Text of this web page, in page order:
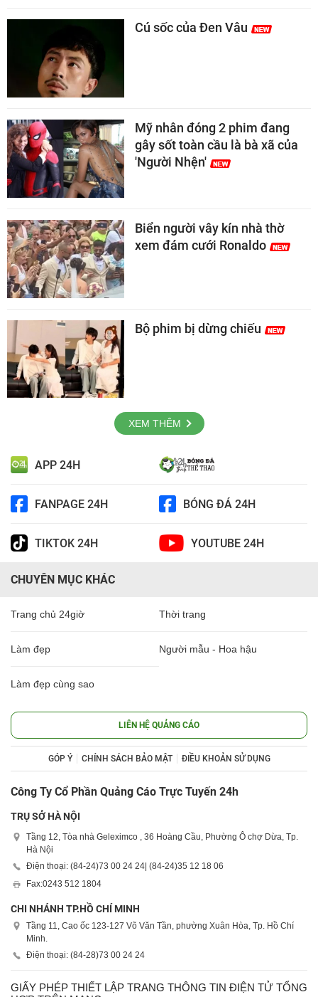
Cú sốc của Đen Vâu
Mỹ nhân đóng 2 phim đang
gây sốt toàn cầu là bà xã của
'Người Nhện'
Biển người vây kín nhà thờ
xem đám cưới Ronaldo
Bộ phim bị dừng chiếu
XEM THÊM
APP 24H
FANPAGE 24H BÓNG ĐÁ 24H
TIKTOK 24H YOUTUBE 24H
CHUYÊN MỤC KHÁC
Trang chủ 24giờ Thời trang
Làm đẹp Người mẫu - Hoa hậu
Làm đẹp cùng sao
LIÊN HỆ QUẢNG CÁO
GÓP Ý CHÍNH SÁCH BẢO MẬT ĐIỀU KHOẢN SỬ DỤNG
Công Ty Cổ Phần Quảng Cáo Trực Tuyến 24h
TRỤ SỞ HÀ NỘI
Tầng 12, Tòa nhà Geleximco , 36 Hoàng Cầu, Phường Ô chợ Dừa, Tp.
Hà Nội
Điện thoại: (84-24)73 00 24 24 | (84-24)35 12 18 06
Fax:0243 512 1804
CHI NHÁNH TP.HỒ CHÍ MINH
Tầng 11, Cao ốc 123-127 Võ Văn Tần, phường Xuân Hòa, Tp. Hồ Chí
Minh.
Điện thoại: (84-28)73 00 24 24
GIẤY PHÉP THIẾT LẬP TRANG THÔNG TIN ĐIỆN TỬ TỔNG